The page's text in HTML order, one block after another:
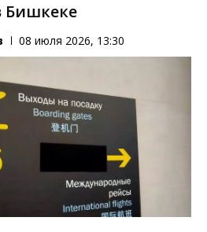
Бишкеке
08 июля 2026, 13:30